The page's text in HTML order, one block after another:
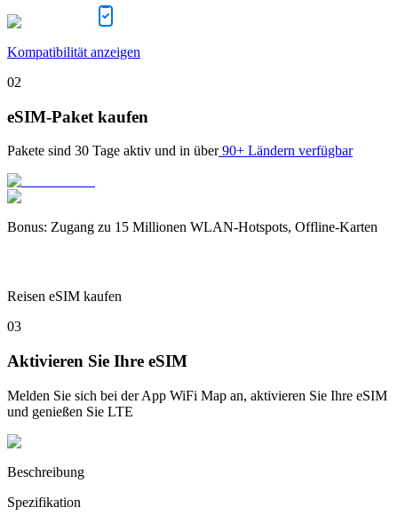
Kompatibilität anzeigen
02
eSIM-Paket kaufen
Pakete sind 30 Tage aktiv und in über 90+ Ländern verfügbar
Bonus: Zugang zu 15 Millionen WLAN-Hotspots, Offline-Karten
Reisen eSIM kaufen
03
Aktivieren Sie Ihre eSIM
Melden Sie sich bei der App WiFi Map an, aktivieren Sie Ihre eSIM
und genießen Sie LTE
Beschreibung
Spezifikation